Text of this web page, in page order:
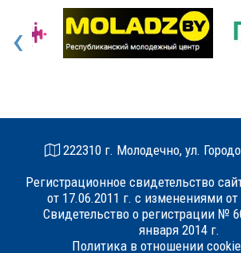
‹
222310 г. Молодечно, ул.
Регистрационное свидетельство
от 17.06.2011 г. с изменениями от
Свидетельство о регистрации №
января 2014 г.
Политика в отношении